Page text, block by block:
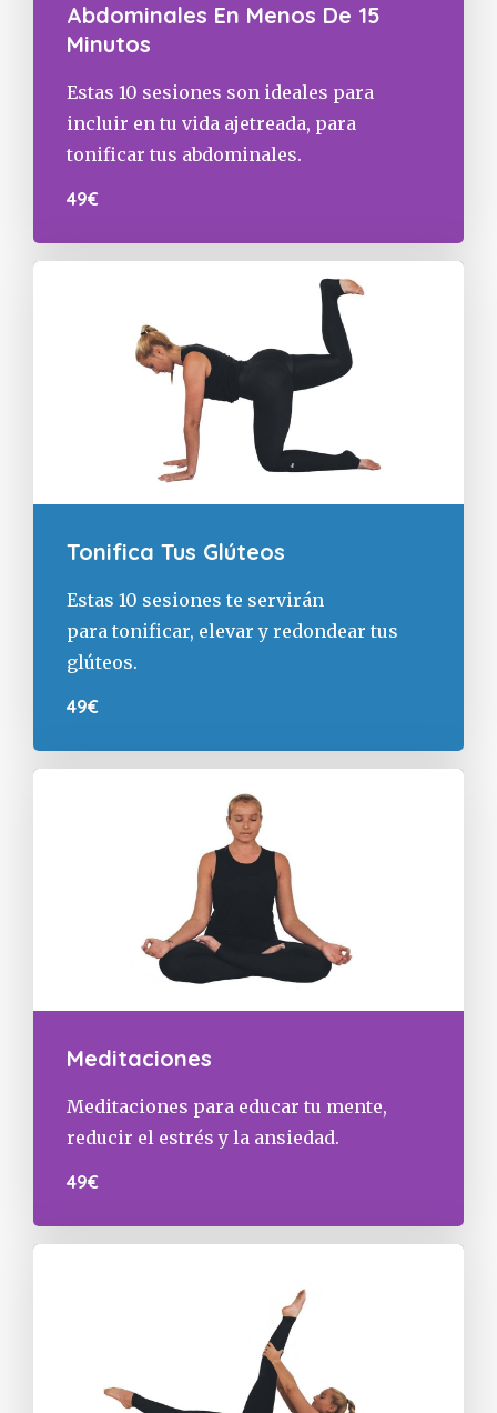
Abdominales En Menos De 15
Minutos
Estas 10 sesiones son ideales para
incluir en tu vida ajetreada, para
tonificar tus abdominales.
49€
Tonifica Tus Glúteos
Estas 10 sesiones te servirán
para tonificar, elevar y redondear tus
glúteos.
49€
Meditaciones
Meditaciones para educar tu mente,
reducir el estrés y la ansiedad.
49€